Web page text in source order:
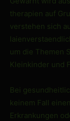
therapien auf
verstehen sich
um die Themen
Kleinkinder und
Bei
keinem Fall
Erkrankungen